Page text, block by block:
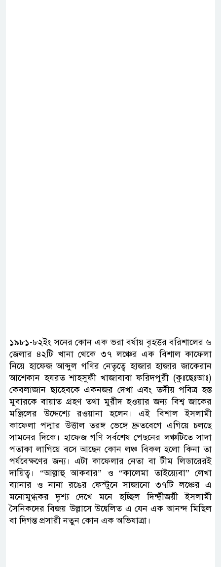
১৯৮১-৮২ইং সনের কোন এক ভরা বর্ষায় বৃহত্তর বরিশালের ৬
জেলার ৪২টি খানা থেকে ৩৭ লঞ্চের এক বিশাল কাফেলা
নিয়ে হাফেজ আব্দুল গণির নেতৃত্বে হাজার হাজার জাকেরান
আশেকান হযরত শাহসুফী খাজাবাবা ফরিদপুরী (কুঃছেঃআঃ)
কেবলাজান ছাহেবকে একনজর দেখা এবং তদীয় পবিত্র হস্ত
মুবারকে বায়াত গ্রহণ তথা মুরীদ হওয়ার জন্য বিশ্ব জাকের
মঞ্জিলের উদ্দেশ্যে রওয়ানা হলেন। এই বিশাল ইসলামী
কাফেলা পদ্মার উত্তাল তরঙ্গ ভেঙ্গে দ্রুতবেগে এগিয়ে চলছে
সামনের দিকে। হাফেজ গণি সর্বশেষ পেছনের লঞ্চটিতে সাদা
পতাকা লাগিয়ে বসে আছেন কোন লঞ্চ বিকল হলো কিনা তা
পর্যবেক্ষণের জন্য। এটা কাফেলার নেতা বা টীম লিডারেরই
দায়িত্ব। “আল্লাহু আকবার” ও “কালেমা তাইয়্যেবা” লেখা
ব্যানার ও নানা রঙের ফেস্টুনে সাজানো ৩৭টি লঞ্চের এ
মনোমুগ্ধকর দৃশ্য দেখে মনে হচ্ছিল দিন্দ্বীজয়ী ইসলামী
সৈনিকদের বিজয় উল্লাসে উদ্বেলিত এ যেন এক আনন্দ মিছিল
বা দিগন্ত প্রসারী নতুন কোন এক অভিযাত্রা।